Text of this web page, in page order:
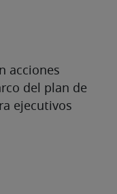
acciones
del plan de
ejecutivos